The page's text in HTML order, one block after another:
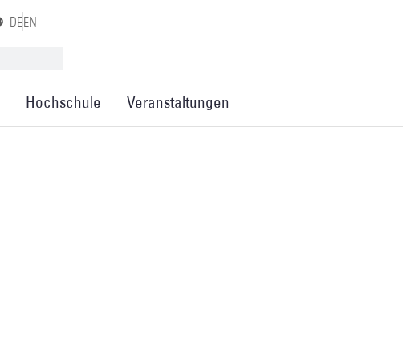
DEEN
Hochschule Veranstaltungen